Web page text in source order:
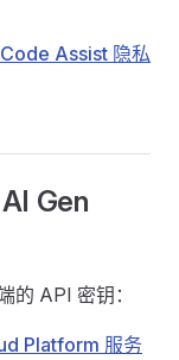
Assist 隐私
Gen
的 API 密钥：
Platform 服务